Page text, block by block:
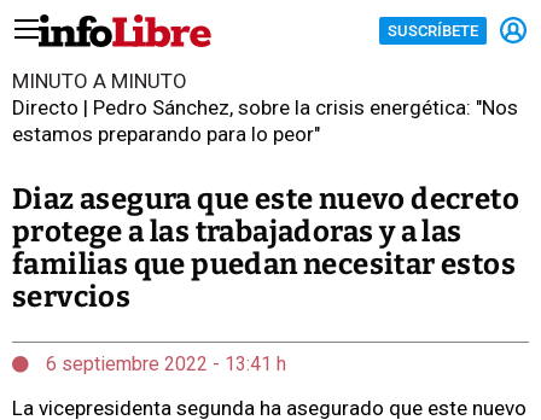
SUSCRÍBETE
MINUTO A MINUTO
Directo | Pedro Sánchez, sobre la crisis energética: "Nos
estamos preparando para lo peor"
Diaz asegura que este nuevo decreto
protege a las trabajadoras y a las
familias que puedan necesitar estos
servcios
6 septiembre 2022 - 13:41 h
La vicepresidenta segunda ha asegurado que este nuevo